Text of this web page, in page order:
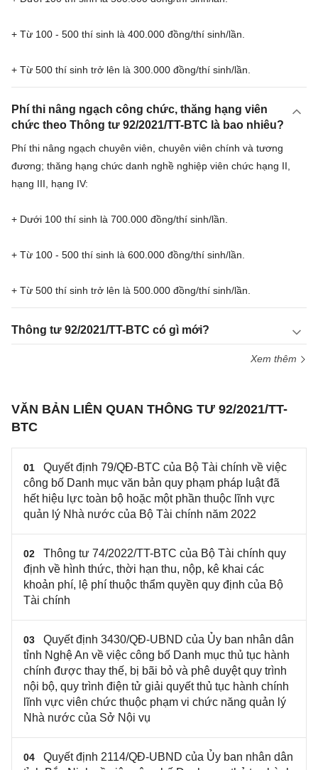
+ Từ 100 - 500 thí sinh là 400.000 đồng/thí sinh/lần.
+ Từ 500 thí sinh trở lên là 300.000 đồng/thí sinh/lần.
Phí thi nâng ngạch công chức, thăng hạng viên
chức theo Thông tư 92/2021/TT-BTC là bao nhiêu?
Phí thi nâng ngạch chuyên viên, chuyên viên chính và tương
đương; thăng hạng chức danh nghề nghiệp viên chức hạng II,
hạng III, hạng IV:
+ Dưới 100 thí sinh là 700.000 đồng/thí sinh/lần.
+ Từ 100 - 500 thí sinh là 600.000 đồng/thí sinh/lần.
+ Từ 500 thí sinh trở lên là 500.000 đồng/thí sinh/lần.
Thông tư 92/2021/TT-BTC có gì mới?
Xem thêm
VĂN BẢN LIÊN QUAN THÔNG TƯ 92/2021/TT-
BTC
01
Quyết định 79/QĐ-BTC của Bộ Tài chính về việc
công bố Danh mục văn bản quy phạm pháp luật đã
hết hiệu lực toàn bộ hoặc một phần thuộc lĩnh vực
quản lý Nhà nước của Bộ Tài chính năm 2022
02
Thông tư 74/2022/TT-BTC của Bộ Tài chính quy
định về hình thức, thời hạn thu, nộp, kê khai các
khoản phí, lệ phí thuộc thẩm quyền quy định của Bộ
Tài chính
03
Quyết định 3430/QĐ-UBND của Ủy ban nhân dân
tỉnh Nghệ An về việc công bố Danh mục thủ tục hành
chính được thay thế, bị bãi bỏ và phê duyệt quy trình
nội bộ, quy trình điện tử giải quyết thủ tục hành chính
lĩnh vực viên chức thuộc phạm vi chức năng quản lý
Nhà nước của Sở Nội vụ
04
Quyết định 2114/QĐ-UBND của Ủy ban nhân dân